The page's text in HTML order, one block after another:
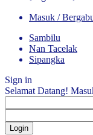
Masuk /
Sambilu
Nan Tacelak
Sipangka
Sign in
Selamat Datang!